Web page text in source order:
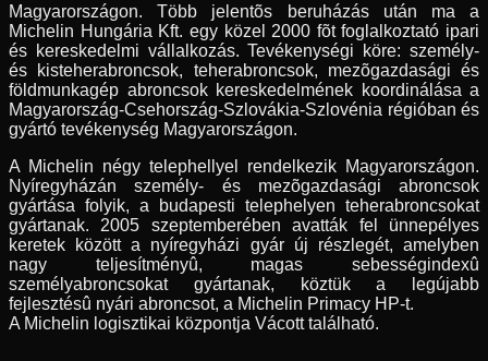
Magyarországon. Több jelentõs beruházás után ma a
Michelin Hungária Kft. egy közel 2000 fõt foglalkoztató ipari
és kereskedelmi vállalkozás. Tevékenységi köre: személy-
és kisteherabroncsok, teherabroncsok, mezõgazdasági és
földmunkagép abroncsok kereskedelmének koordinálása a
Magyarország-Csehország-Szlovákia-Szlovénia régióban és
gyártó tevékenység Magyarországon.
A Michelin négy telephellyel rendelkezik Magyarországon.
Nyíregyházán személy- és mezõgazdasági abroncsok
gyártása folyik, a budapesti telephelyen teherabroncsokat
gyártanak. 2005 szeptemberében avatták fel ünnepélyes
keretek között a nyíregyházi gyár új részlegét, amelyben
nagy teljesítményû, magas sebességindexû
személyabroncsokat gyártanak, köztük a legújabb
fejlesztésû nyári abroncsot, a Michelin Primacy HP-t.
A Michelin logisztikai központja Vácott található.